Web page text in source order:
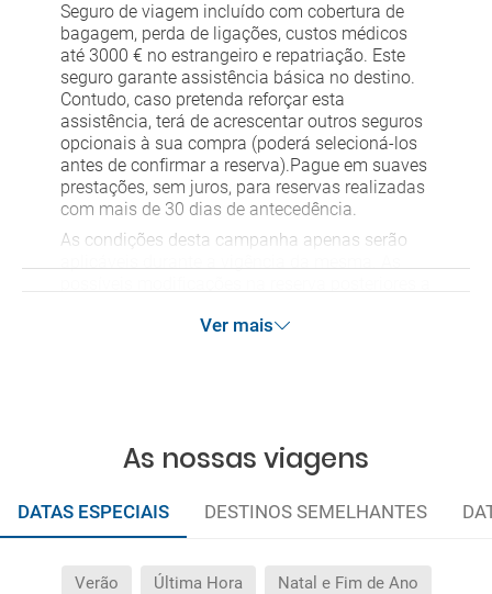
Seguro de viagem incluído com cobertura de
bagagem, perda de ligações, custos médicos
até 3000 € no estrangeiro e repatriação. Este
seguro garante assistência básica no destino.
Contudo, caso pretenda reforçar esta
assistência, terá de acrescentar outros seguros
opcionais à sua compra (poderá selecioná-los
antes de confirmar a reserva).Pague em suaves
prestações, sem juros, para reservas realizadas
com mais de 30 dias de antecedência.
As condições desta campanha apenas serão
de promoção anteriormente mencionadas.
Ver mais
As nossas viagens
DATAS ESPECIAIS DESTINOS SEMELHANTES
Verão Última Hora Natal e Fim de Ano